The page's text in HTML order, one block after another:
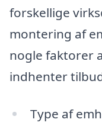
forskellige
montering af
nogle faktorer
indhenter
Type af